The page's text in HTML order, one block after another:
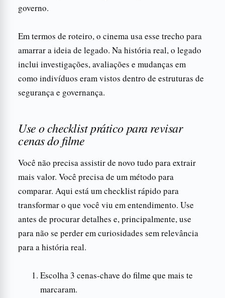
governo.
Em termos de roteiro, o cinema usa esse trecho para
amarrar a ideia de legado. Na história real, o legado
inclui investigações, avaliações e mudanças em
como indivíduos eram vistos dentro de estruturas de
segurança e governança.
Use o checklist prático para revisar
cenas do filme
Você não precisa assistir de novo tudo para extrair
mais valor. Você precisa de um método para
comparar. Aqui está um checklist rápido para
transformar o que você viu em entendimento. Use
antes de procurar detalhes e, principalmente, use
para não se perder em curiosidades sem relevância
para a história real.
Escolha 3 cenas-chave do filme que mais te
marcaram.